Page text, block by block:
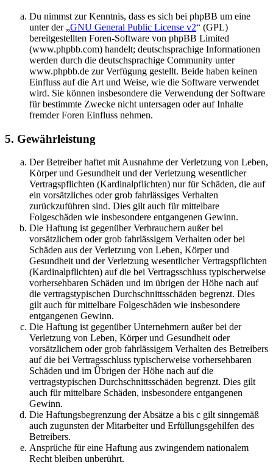
Du nimmst zur Kenntnis, dass es sich bei phpBB um eine
unter der „GNU General Public License v2“ (GPL)
bereitgestellten Foren-Software von phpBB Limited
(www.phpbb.com) handelt; deutschsprachige Informationen
werden durch die deutschsprachige Community unter
www.phpbb.de zur Verfügung gestellt. Beide haben keinen
Einfluss auf die Art und Weise, wie die Software verwendet
wird. Sie können insbesondere die Verwendung der Software
für bestimmte Zwecke nicht untersagen oder auf Inhalte
fremder Foren Einfluss nehmen.
5. Gewährleistung
Der Betreiber haftet mit Ausnahme der Verletzung von Leben,
Körper und Gesundheit und der Verletzung wesentlicher
Vertragspflichten (Kardinalpflichten) nur für Schäden, die auf
ein vorsätzliches oder grob fahrlässiges Verhalten
zurückzuführen sind. Dies gilt auch für mittelbare
Folgeschäden wie insbesondere entgangenen Gewinn.
Die Haftung ist gegenüber Verbrauchern außer bei
vorsätzlichem oder grob fahrlässigem Verhalten oder bei
Schäden aus der Verletzung von Leben, Körper und
Gesundheit und der Verletzung wesentlicher Vertragspflichten
(Kardinalpflichten) auf die bei Vertragsschluss typischerweise
vorhersehbaren Schäden und im übrigen der Höhe nach auf
die vertragstypischen Durchschnittsschäden begrenzt. Dies
gilt auch für mittelbare Folgeschäden wie insbesondere
entgangenen Gewinn.
Die Haftung ist gegenüber Unternehmern außer bei der
Verletzung von Leben, Körper und Gesundheit oder
vorsätzlichem oder grob fahrlässigem Verhalten des Betreibers
auf die bei Vertragsschluss typischerweise vorhersehbaren
Schäden und im Übrigen der Höhe nach auf die
vertragstypischen Durchschnittsschäden begrenzt. Dies gilt
auch für mittelbare Schäden, insbesondere entgangenen
Gewinn.
Die Haftungsbegrenzung der Absätze a bis c gilt sinngemäß
auch zugunsten der Mitarbeiter und Erfüllungsgehilfen des
Betreibers.
Ansprüche für eine Haftung aus zwingendem nationalem
Recht bleiben unberührt.